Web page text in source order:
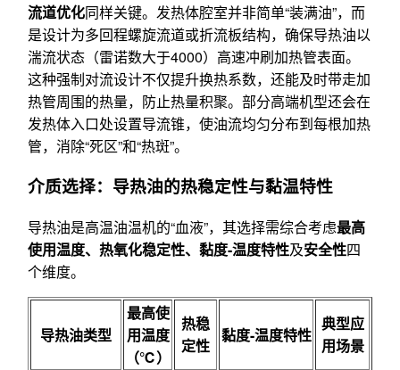
流道优化同样关键。发热体腔室并非简单“装满油”，而
是设计为多回程螺旋流道或折流板结构，确保导热油以
湍流状态（雷诺数大于4000）高速冲刷加热管表面。
这种强制对流设计不仅提升换热系数，还能及时带走加
热管周围的热量，防止热量积聚。部分高端机型还会在
发热体入口处设置导流锥，使油流均匀分布到每根加热
管，消除“死区”和“热斑”。
介质选择：导热油的热稳定性与黏温特性
导热油是高温油温机的“血液”，其选择需综合考虑最高
使用温度、热氧化稳定性、黏度-温度特性及安全性四
个维度。
导热油类型
最高使
用温度
（℃）
热稳
定性
黏度-温度特性
典型应
用场景